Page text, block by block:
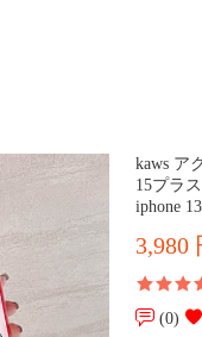
kaws ア
15プラ
iphone
3,980
(0)